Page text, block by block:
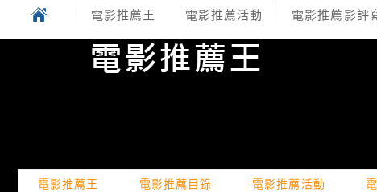
電影推薦王 電影推薦活動 電影推薦影評
電影推薦王 電影推薦目錄 電影推薦活動